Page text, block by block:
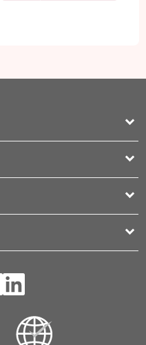
keyboard_arrow_down


